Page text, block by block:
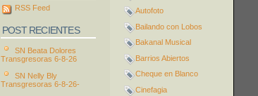
Autofoto
Bailando con Lobos
Bakanal Musical
Barrios Abiertos
Cheque en Blanco
Cinefagia
RSS Feed
POST RECIENTES
SN Beata Dolores
Transgresoras 6-8-26
SN Nelly Bly
Transgresoras 6-8-26-